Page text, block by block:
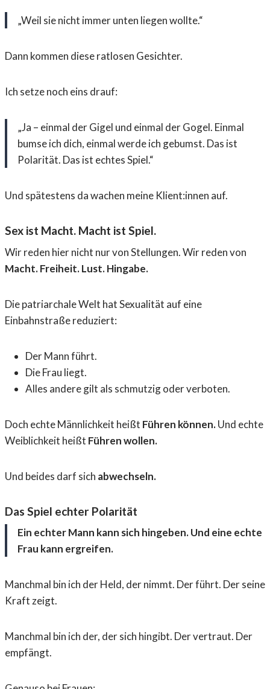
„Weil sie nicht immer unten liegen wollte.“
Dann kommen diese ratlosen Gesichter.
Ich setze noch eins drauf:
„Ja – einmal der Gigel und einmal der Gogel. Einmal
bumse ich dich, einmal werde ich gebumst. Das ist
Polarität. Das ist echtes Spiel.“
Und spätestens da wachen meine Klient:innen auf.
Sex ist Macht. Macht ist Spiel.
Wir reden hier nicht nur von Stellungen. Wir reden von
Macht. Freiheit. Lust. Hingabe.
Die patriarchale Welt hat Sexualität auf eine
Einbahnstraße reduziert:
Der Mann führt.
Die Frau liegt.
Alles andere gilt als schmutzig oder verboten.
Doch echte Männlichkeit heißt Führen können.Und echte
Weiblichkeit heißt Führen wollen.
Und beides darf sich abwechseln.
Das Spiel echter Polarität
Ein echter Mann kann sich hingeben. Und eine echte
Frau kann ergreifen.
Manchmal bin ich der Held, der nimmt. Der führt. Der seine
Kraft zeigt.
Manchmal bin ich der, der sich hingibt. Der vertraut. Der
empfängt.